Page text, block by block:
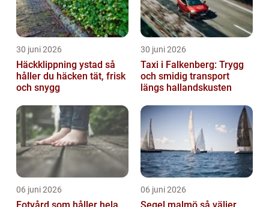
30 juni 2026
Häckklippning ystad så
håller du häcken tät, frisk
och snygg
30 juni 2026
Taxi i Falkenberg: Trygg
och smidig transport
längs hallandskusten
06 juni 2026 06 juni 2026